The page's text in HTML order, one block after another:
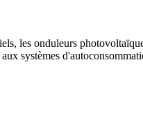
les onduleurs
systèmes